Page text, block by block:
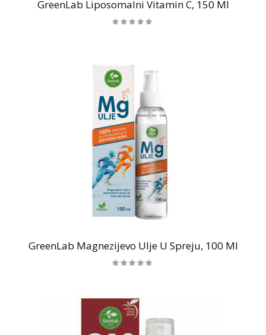
GreenLab Liposomalni Vitamin C, 150 Ml
GreenLab Magnezijevo Ulje U Spreju, 100 Ml